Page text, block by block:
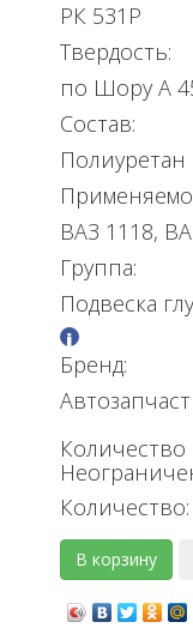
РК 531Р
Твердость:
по Шору А
Состав:
Полиуретан
ВАЗ 1118,
Группа:
Подвеска
Бренд:
Количество
Количество: